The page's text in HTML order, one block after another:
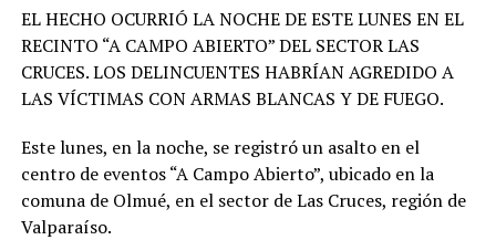
EL HECHO OCURRIÓ LA NOCHE DE ESTE LUNES EN EL
RECINTO “A CAMPO ABIERTO” DEL SECTOR LAS
CRUCES. LOS DELINCUENTES HABRÍAN AGREDIDO A
LAS VÍCTIMAS CON ARMAS BLANCAS Y DE FUEGO.
Este lunes, en la noche, se registró un asalto en el
centro de eventos “A Campo Abierto”, ubicado en la
comuna de Olmué, en el sector de Las Cruces, región de
Valparaíso.